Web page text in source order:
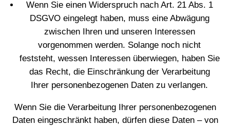
Wenn Sie einen Widerspruch nach Art. 21 Abs. 1
DSGVO eingelegt haben, muss eine Abwägung
zwischen Ihren und unseren Interessen
vorgenommen werden. Solange noch nicht
feststeht, wessen Interessen überwiegen, haben Sie
das Recht, die Einschränkung der Verarbeitung
Ihrer personenbezogenen Daten zu verlangen.
Wenn Sie die Verarbeitung Ihrer personenbezogenen
Daten eingeschränkt haben, dürfen diese Daten – von